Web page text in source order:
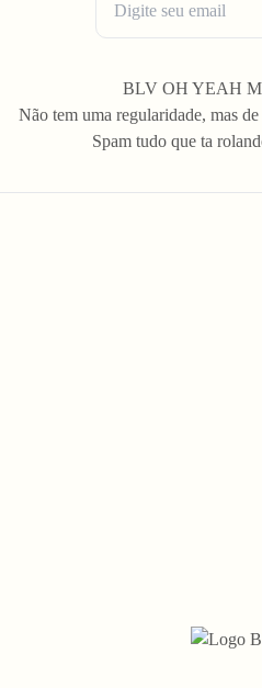
BLV OH YEAH
Não tem uma regularidade, mas
Spam tudo que ta